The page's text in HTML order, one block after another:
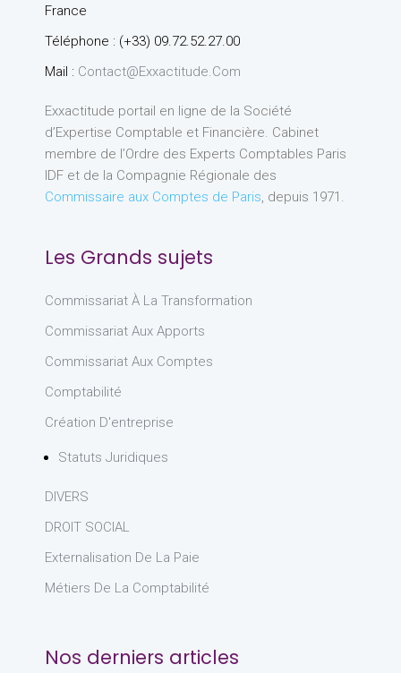
France
Téléphone : (+33) 09.72.52.27.00
Mail : Contact@exxactitude.com
Exxactitude portail en ligne de la Société
d’Expertise Comptable et Financière. Cabinet
membre de l’Ordre des Experts Comptables Paris
IDF et de la Compagnie Régionale des
Commissaire aux Comptes de Paris, depuis 1971.
Les Grands sujets
Commissariat À La Transformation
Commissariat Aux Apports
Commissariat Aux Comptes
Comptabilité
Création D'entreprise
Statuts Juridiques
DIVERS
DROIT SOCIAL
Externalisation De La Paie
Métiers De La Comptabilité
Nos derniers articles